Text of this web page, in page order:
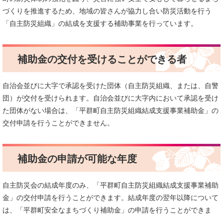
づくりを推進するため、地域の皆さんが協力し合い防災活動を行う
「自主防災組織」の結成を支援する補助事業を行っています。
補助金の交付を受けることができる者
自治会並びに大字で承認を受けた団体（自主防災組織、または、自警
団）が交付を受けられます。自治会並びに大字内において承認を受け
た団体がない場合は、「平群町自主防災組織結成支援事業補助金」の
交付申請を行うことができません。
補助金の申請が可能な年度
自主防災会の結成年度のみ、「平群町自主防災組織結成支援事業補助
金」の交付申請を行うことができます。結成年度の翌年以降について
は、「平群町安全なまちづくり補助金」の申請を行うことができま